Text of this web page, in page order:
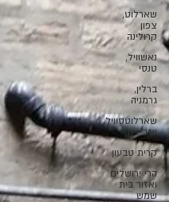
שארלוט,
צפון
קרולינה
נאשוויל,
טנסי
ברלין,
גרמניה
שארלוטסוויל,
וירג'יניה
קרית טבעון
הרי ירושלים
ואזור בית
שמש